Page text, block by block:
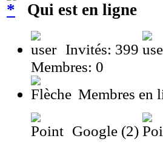
Qui est en ligne
Invités: 399
Membres: 0
Membres en
Google (2)